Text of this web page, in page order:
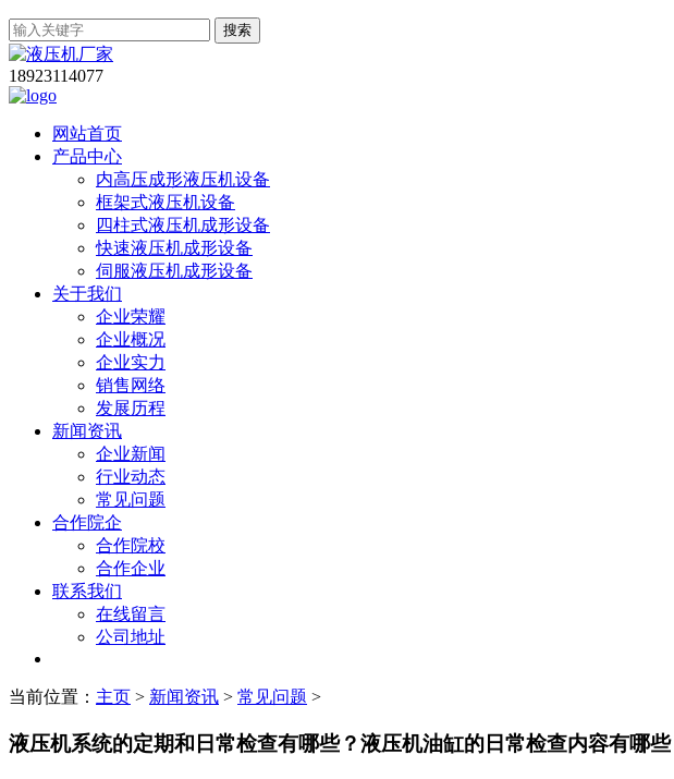
搜索
18923114077
网站首页
产品中心
内高压成形液压机设备
框架式液压机设备
四柱式液压机成形设备
快速液压机成形设备
伺服液压机成形设备
关于我们
企业荣耀
企业概况
企业实力
销售网络
发展历程
新闻资讯
企业新闻
行业动态
常见问题
合作院企
合作院校
合作企业
联系我们
在线留言
公司地址
当前位置： 主页 > 新闻资讯 > 常见问题 >
液压机系统的定期和日常检查有哪些？液压机油缸的日常检查内容有哪些